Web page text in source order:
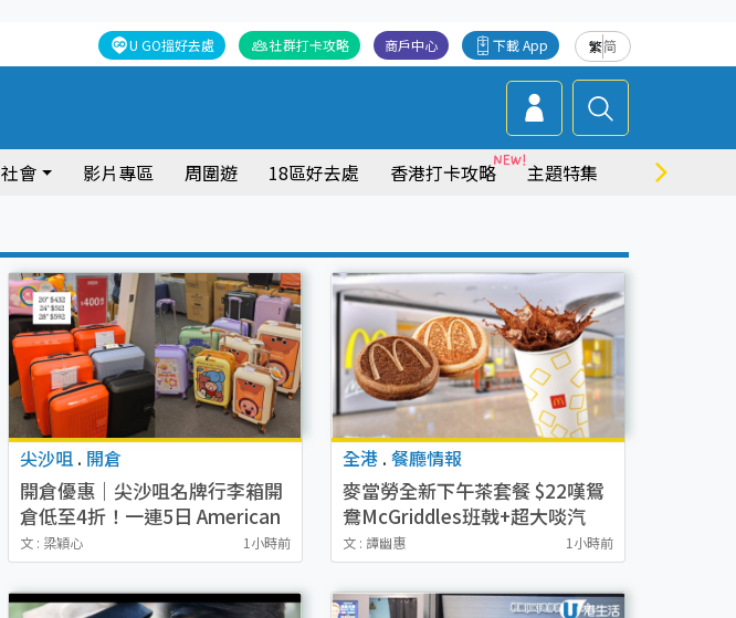
繁简
下載 App
商戶中心
社群打卡攻略
U GO搵好去處
社會 影片專區 周圍遊 18區好去處 香港打卡攻略 主題特集 商場情報
尖沙咀 . 開倉
開倉優惠｜尖沙咀名牌行李箱開
倉低至4折！一連5日 American
Tourister/ace./Hallmark $200
起！
文 : 梁穎心 1小時前
全港 .餐廳情報
麥當勞全新下午茶套餐 $22嘆鴛
鴦McGriddles班戟+超大啖汽
水！意式飽/鬆餅/蛋糕限時減$5
文 : 譚幽惠 1小時前